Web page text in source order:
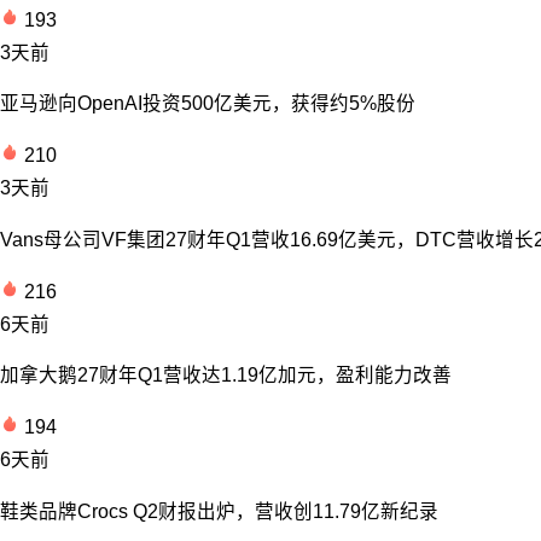
193
3天前
亚马逊向OpenAI投资500亿美元，获得约5%股份
210
3天前
Vans母公司VF集团27财年Q1营收16.69亿美元，DTC营收增长
216
6天前
加拿大鹅27财年Q1营收达1.19亿加元，盈利能力改善
194
6天前
鞋类品牌Crocs Q2财报出炉，营收创11.79亿新纪录